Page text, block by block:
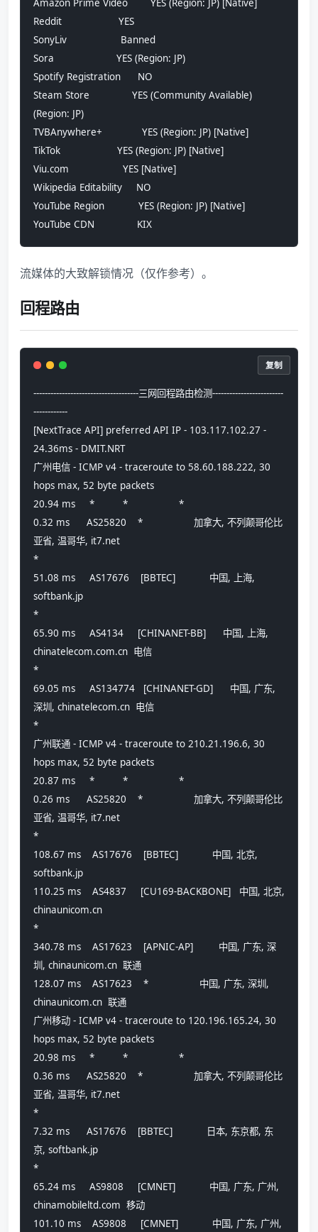
Amazon Prime Video        YES (Region: JP) [Native]
Reddit                    YES
SonyLiv                   Banned
Sora                      YES (Region: JP)
Spotify Registration      NO
Steam Store               YES (Community Available)
(Region: JP)
TVBAnywhere+              YES (Region: JP) [Native]
TikTok                    YES (Region: JP) [Native]
Viu.com                   YES [Native]
Wikipedia Editability     NO
YouTube Region            YES (Region: JP) [Native]
YouTube CDN               KIX
流媒体的大致解锁情况（仅作参考）。
回程路由
-------------------------------------三网回程路由检测-------------------------
------------
[NextTrace API] preferred API IP - 103.117.102.27 -
24.36ms - DMIT.NRT
广州电信 - ICMP v4 - traceroute to 58.60.188.222, 30
hops max, 52 byte packets
20.94 ms     *          *                  *
0.32 ms      AS25820    *                  加拿大, 不列颠哥伦比
亚省, 温哥华, it7.net
*
51.08 ms     AS17676    [BBTEC]            中国, 上海,
softbank.jp
*
65.90 ms     AS4134     [CHINANET-BB]      中国, 上海,
chinatelecom.com.cn  电信
*
69.05 ms     AS134774   [CHINANET-GD]      中国, 广东,
深圳, chinatelecom.cn  电信
*
广州联通 - ICMP v4 - traceroute to 210.21.196.6, 30
hops max, 52 byte packets
20.87 ms     *          *                  *
0.26 ms      AS25820    *                  加拿大, 不列颠哥伦比
亚省, 温哥华, it7.net
*
108.67 ms    AS17676    [BBTEC]            中国, 北京,
softbank.jp
110.25 ms    AS4837     [CU169-BACKBONE]   中国, 北京,
chinaunicom.cn
*
340.78 ms    AS17623    [APNIC-AP]         中国, 广东, 深
圳, chinaunicom.cn  联通
128.07 ms    AS17623    *                  中国, 广东, 深圳,
chinaunicom.cn  联通
广州移动 - ICMP v4 - traceroute to 120.196.165.24, 30
hops max, 52 byte packets
20.98 ms     *          *                  *
0.36 ms      AS25820    *                  加拿大, 不列颠哥伦比
亚省, 温哥华, it7.net
*
7.32 ms      AS17676    [BBTEC]            日本, 东京都, 东
京, softbank.jp
*
65.24 ms     AS9808     [CMNET]            中国, 广东, 广州,
chinamobileltd.com  移动
101.10 ms    AS9808     [CMNET]            中国, 广东, 广州,
复制